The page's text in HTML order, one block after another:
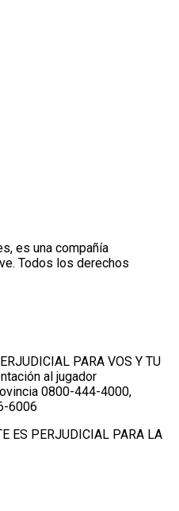
es una compañía
Todos los derechos
PARA VOS Y TU
al jugador
0800-444-4000,
6006
ES PERJUDICIAL PARA LA